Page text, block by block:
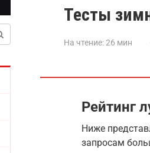
Тесты
На чтение:26 мин
Рейтинг
Ниже
запросам